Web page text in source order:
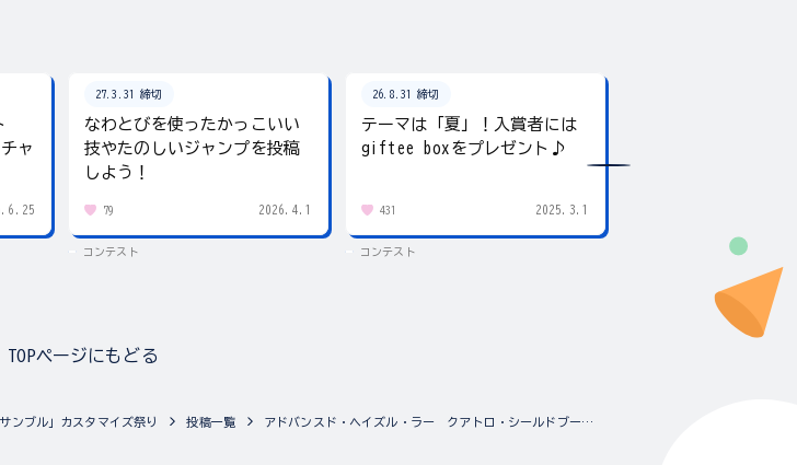
ャ
27.3.31 締切
なわとびを使ったかっこいい
技やたのしいジャンプを投稿
しよう！
79 2026.4.1
コンテスト
26.8.31 締切
テーマは「夏」！入賞者には
giftee boxをプレゼント♪
431 2025.3.1
コンテスト
TOPページにもどる
ンブル」カスタマイズ祭り 投稿一覧 アドバンスド・ヘイズル・ラー クアトロ・シールドブースター